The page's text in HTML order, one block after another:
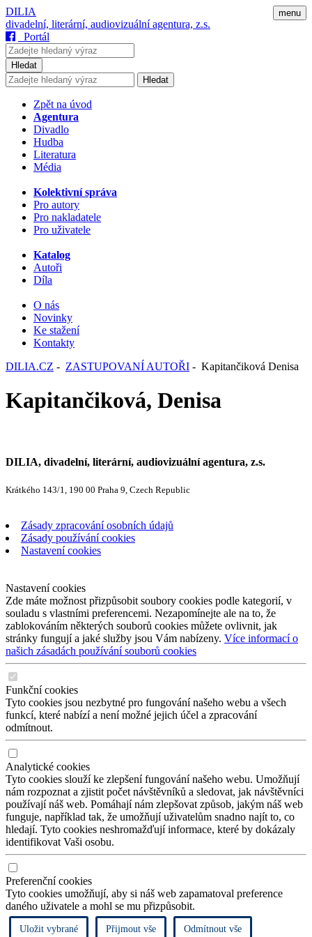
menu
DILIA
divadelní, literární, audiovizuální agentura, z.s.
Portál
Hledat
Hledat
Zpět na úvod
Agentura
Divadlo
Hudba
Literatura
Média
Kolektivní správa
Pro autory
Pro nakladatele
Pro uživatele
Katalog
Autoři
Díla
O nás
Novinky
Ke stažení
Kontakty
DILIA.CZ - ZASTUPOVANÍ AUTOŘI - Kapitančiková Denisa
Kapitančiková, Denisa
DILIA, divadelní, literární, audiovizuální agentura, z.s.
Krátkého 143/1, 190 00 Praha 9, Czech Republic
Zásady zpracování osobních údajů
Zásady používání cookies
Nastavení cookies
Nastavení cookies
Zde máte možnost přizpůsobit soubory cookies podle kategorií, v
souladu s vlastními preferencemi. Nezapomínejte ale na to, že
zablokováním některých souborů cookies můžete ovlivnit, jak
stránky fungují a jaké služby jsou Vám nabízeny. Více informací o
našich zásadách používání souborů cookies
Funkční cookies
Tyto cookies jsou nezbytné pro fungování našeho webu a všech
funkcí, které nabízí a není možné jejich účel a zpracování
odmítnout.
Analytické cookies
Tyto cookies slouží ke zlepšení fungování našeho webu. Umožňují
nám rozpoznat a zjistit počet návštěvníků a sledovat, jak návštěvníci
používají náš web. Pomáhají nám zlepšovat způsob, jakým náš web
funguje, například tak, že umožňují uživatelům snadno najít to, co
hledají. Tyto cookies neshromažďují informace, které by dokázaly
identifikovat Vaši osobu.
Preferenční cookies
Tyto cookies umožňují, aby si náš web zapamatoval preference
daného uživatele a mohl se mu přizpůsobit.
Uložit vybrané Přijmout vše Odmítnout vše